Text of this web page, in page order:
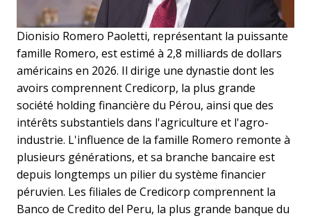
Dionisio Romero Paoletti, représentant la puissante
famille Romero, est estimé à 2,8 milliards de dollars
américains en 2026. Il dirige une dynastie dont les
avoirs comprennent Credicorp, la plus grande
société holding financière du Pérou, ainsi que des
intérêts substantiels dans l'agriculture et l'agro-
industrie. L'influence de la famille Romero remonte à
plusieurs générations, et sa branche bancaire est
depuis longtemps un pilier du système financier
péruvien. Les filiales de Credicorp comprennent la
Banco de Credito del Peru, la plus grande banque du